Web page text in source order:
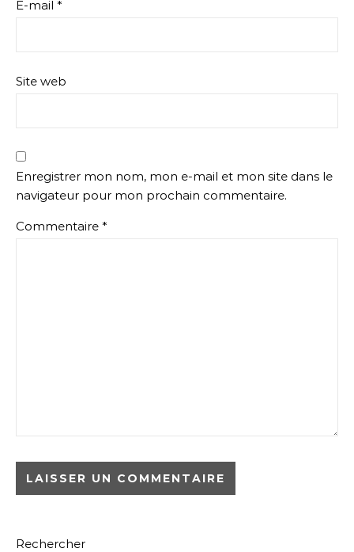
E-mail *
Site web
Enregistrer mon nom, mon e-mail et mon site dans le
navigateur pour mon prochain commentaire.
Commentaire *
Rechercher